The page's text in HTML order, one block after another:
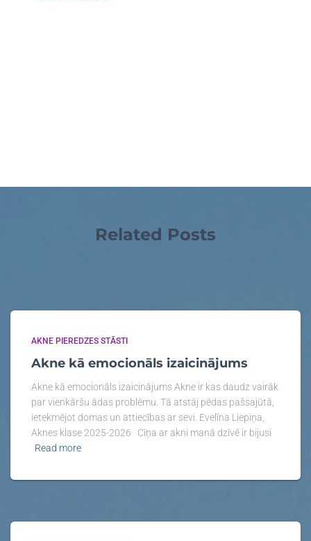
Related Posts
AKNE PIEREDZES STĀSTI
Akne kā emocionāls izaicinājums
Akne kā emocionāls izaicinājums Akne ir kas daudz vairāk
par vienkāršu ādas problēmu. Tā atstāj pēdas pašsajūtā,
ietekmējot domas un attiecības ar sevi. Evelīna Liepiņa,
Aknes klase 2025-2026 Cīņa ar akni manā dzīvē ir bijusi
Read more